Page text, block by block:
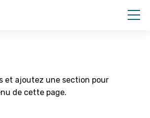
et ajoutez une section pour
de cette page.